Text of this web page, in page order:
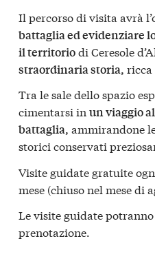
Il percorso di visita avrà
battaglia ed evidenziare
il territoriodi Ceresole
straordinaria storia,
Tra le sale dello spazio
cimentarsi in un viaggio
battaglia, ammirandone
storici conservati
Visite guidate gratuite
mese (chiuso nel mese di
Le visite guidate
prenotazione.